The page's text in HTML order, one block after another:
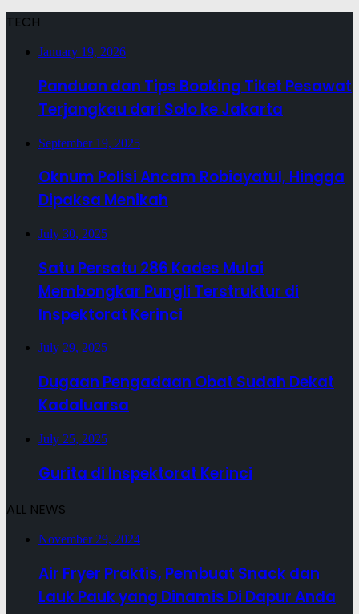
TECH
January 19, 2026
Panduan dan Tips Booking Tiket Pesawat
Terjangkau dari Solo ke Jakarta
September 19, 2025
Oknum Polisi Ancam Robiayatul, Hingga
Dipaksa Menikah
July 30, 2025
Satu Persatu 286 Kades Mulai
Membongkar Pungli Terstruktur di
Inspektorat Kerinci
July 29, 2025
Dugaan Pengadaan Obat Sudah Dekat
Kadaluarsa
July 25, 2025
Gurita di Inspektorat Kerinci
ALL NEWS
November 29, 2024
Air Fryer Praktis, Pembuat Snack dan
Lauk Pauk yang Dinamis Di Dapur Anda